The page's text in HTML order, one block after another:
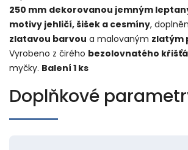
250 mm dekorovanou jemným
motivy jehličí, šišek a cesmíny,
zlatavou barvou a malovaným zlatým
Vyrobeno z čirého bezolovnatého
myčky. Balení 1 ks
Doplňkové